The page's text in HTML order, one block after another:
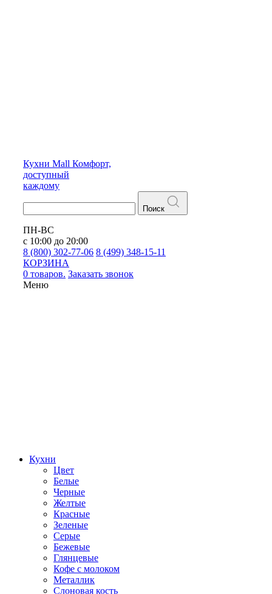
Кухни Mall Комфорт,
доступный
каждому
Поиск
ПН-ВС
с 10:00 до 20:00
8 (800) 302-77-06 8 (499) 348-15-11
КОРЗИНА
0 товаров. Заказать звонок
Меню
Кухни
Цвет
Белые
Черные
Желтые
Красные
Зеленые
Серые
Бежевые
Глянцевые
Кофе с молоком
Металлик
Слоновая кость